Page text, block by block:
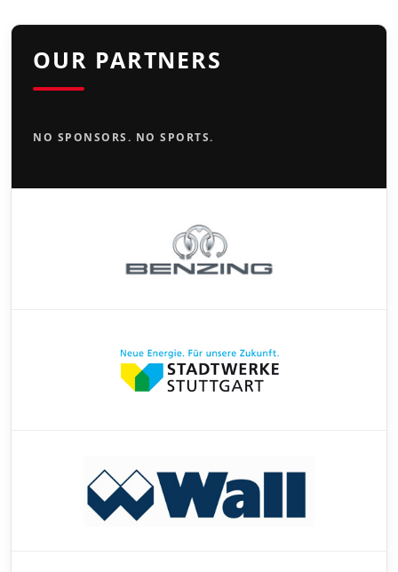
OUR PARTNERS
NO SPONSORS. NO SPORTS.